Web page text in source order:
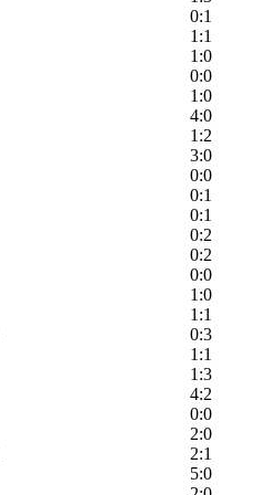
0:1
1:1
1:0
0:0
1:0
4:0
1:2
3:0
0:0
0:1
0:1
0:2
0:2
0:0
1:0
1:1
0:3
1:1
1:3
4:2
0:0
2:0
2:1
5:0